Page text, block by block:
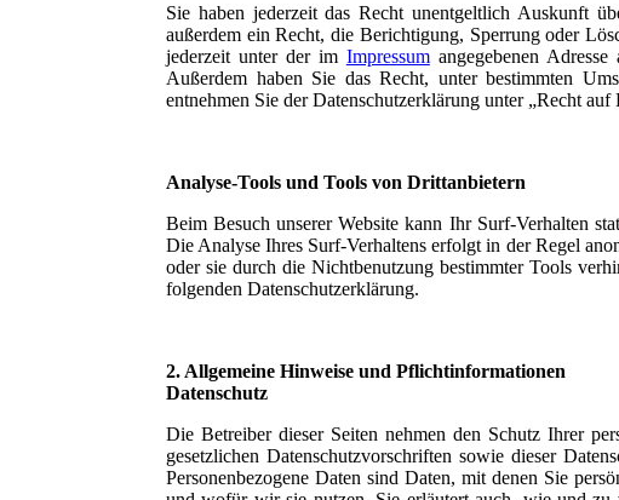
Sie haben jederzeit das Recht unentgeltlich Auskunft
außerdem ein Recht, die Berichtigung, Sperrung oder
jederzeit unter der im Impressumangegebenen Adresse
Außerdem haben Sie das Recht, unter bestimmten
entnehmen Sie der Datenschutzerklärung unter „Recht
Analyse-Tools und Tools von Drittanbietern
Beim Besuch unserer Website kann Ihr Surf-Verhalten
Die Analyse Ihres Surf-Verhaltens erfolgt in der Regel
oder sie durch die Nichtbenutzung bestimmter Tools
folgenden Datenschutzerklärung.
2. Allgemeine Hinweise und Pflichtinformationen
Datenschutz
Die Betreiber dieser Seiten nehmen den Schutz Ihrer
gesetzlichen Datenschutzvorschriften sowie dieser
Personenbezogene Daten sind Daten, mit denen Sie